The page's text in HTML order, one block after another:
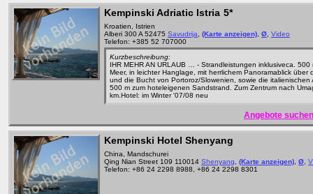
Kempinski Adriatic Istria 5*
Kroatien, Istrien
Alberi 300 A 52475 Savudrija (Karte anzeigen) Ø Video
Telefon: +385 52 707000
Kurzbeschreibung:
IHR MEHR AN URLAUB … - Strandleistungen inklusiveca. 500
Meer, in leichter Hanglage, mit herrlichem Panoramablick über
und die Bucht von Portoroz/Slowenien, sowie die italienischen
500 m zum hoteleigenen Sandstrand. Zum Zentrum nach
km.Hotel: im Winter '07/08 neu
Angebote
Kempinski Hotel Shenyang
China, Mandschurei
Qing Nian Street 109 110014 Shenyang (Karte anzeigen) Ø
Telefon: +86 24 2298 8988, +86 24 2298 8301